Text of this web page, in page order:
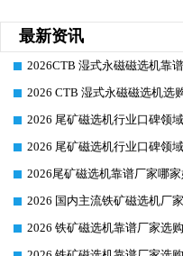
最新资讯
2026CTB 湿式永磁磁选机靠
2026 CTB 湿式永磁磁选机选
2026 尾矿磁选机行业口碑领
2026 尾矿磁选机行业口碑领
2026尾矿磁选机靠谱厂家哪
2026 国内主流铁矿磁选机厂
2026 铁矿磁选机靠谱厂家选